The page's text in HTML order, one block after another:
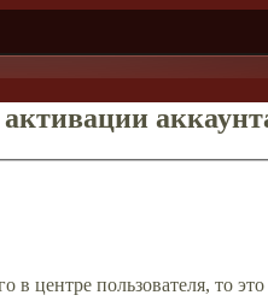
центре пользователя, то